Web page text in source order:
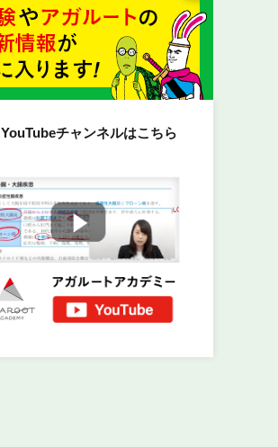
YouTubeチャンネルはこちら